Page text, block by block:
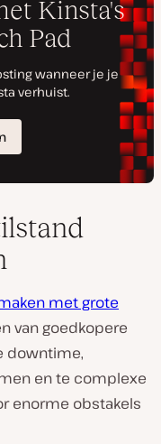
met grote
van goedkopere
downtime,
en te complexe
enorme obstakels